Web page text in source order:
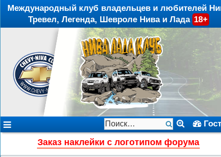
Международный клуб владельцев и любителей
Тревел, Легенда, Шевроле Нива и Лада 18+
Заказ наклейки с логотипом форума